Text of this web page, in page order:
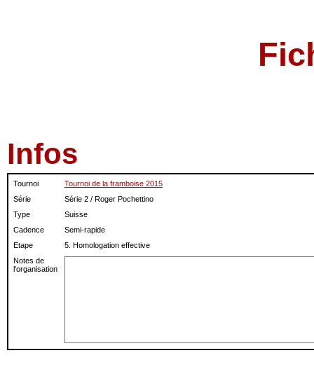
Infos
Tournoi
Tournoi de la framboise 2015
Série
Série 2 / Roger Pochettino
Type
Suisse
Cadence
Semi-rapide
Etape
5. Homologation effective
Notes de
l'organisation